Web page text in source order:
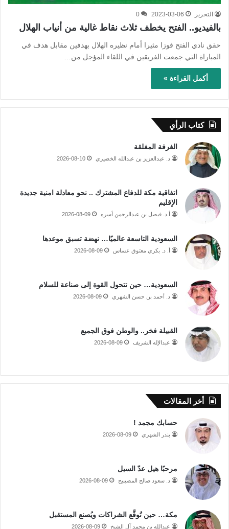
التحرير 2023-03-06
0
بالفيديو.. الفتح يخطف ثلاث نقاط غالية من أنياب الهلال
حقق نادي الفتح فوزا مثيرا أمام نظيره الهلال بهدفين مقابل هدف في
المباراة التي جمعت الفريقين في اللقاء المؤجل من…
أكمل القراءة »
كتاب الرأي
الغرفة المغلقة
د. عبدالعزيز بن عبدالله الخضيري 2026-08-10
اتفاقية مكة للدفاع المشترك .. نحو معادلة امنية جديدة
الإقليم
أ.د. فيصل بن عبدالرحمن أسره 2026-08-09
السعودية التاسعة عالميًا… نهضة تسبق موعدها
أ. د. بكري معتوق عساس 2026-08-09
السعودية… حين تتحول القوة إلى صناعة للسلام
د. أحمد بن حسن الشهري 2026-08-09
القبيلة فخر.. والوطن فوق الجميع
عبدالإله الشريف 2026-08-09
أخر المقالات
حسابك مجمد !
بندر الشهري 2026-08-09
مرحبًا هيل عدّ السيل
د. سعود صالح المصيبيح 2026-08-09
مكة… حين تُوقَّع الشراكات ويُصنع المستقبل
عبدالله بن محمد آل الشيخ 2026-08-09